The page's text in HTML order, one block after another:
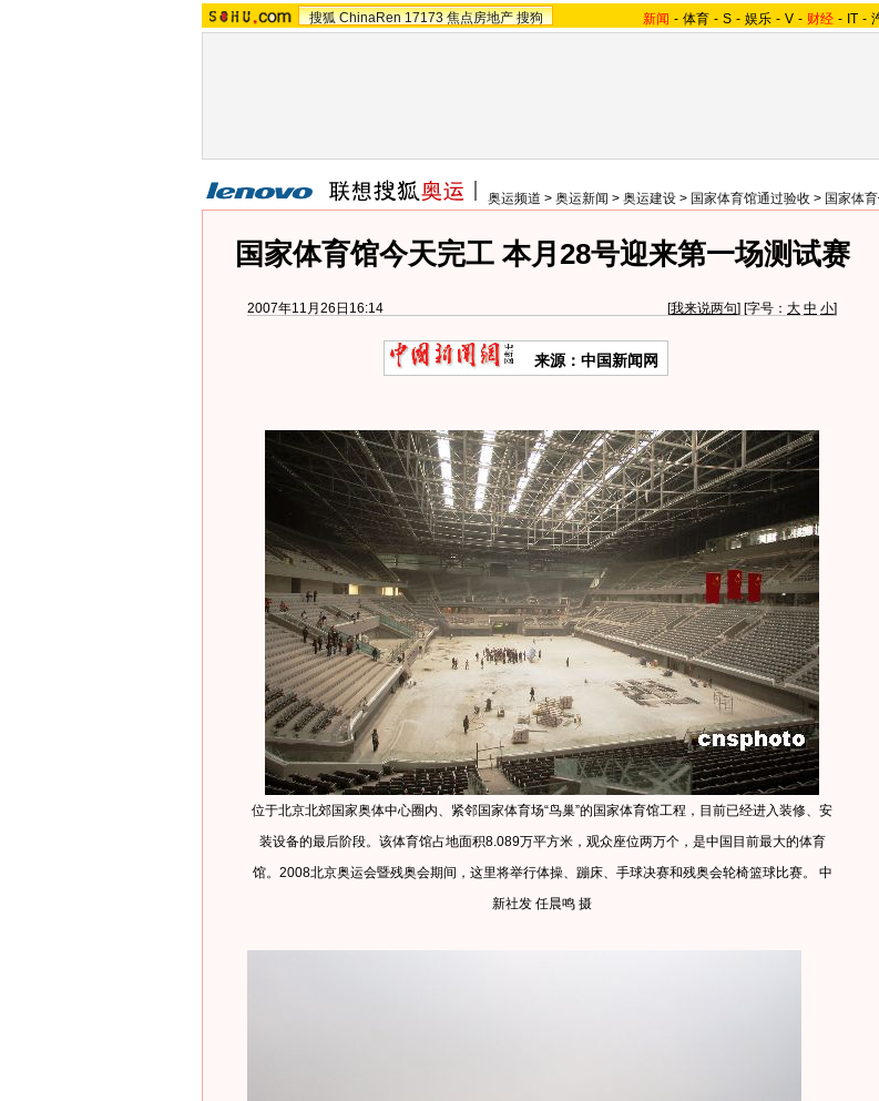
搜狐 ChinaRen 17173 焦点房地产 搜狗 新闻 - 体育 - S - 娱乐 - V - 财经 - IT -
奥运频道 > 奥运新闻 > 奥运建设 > 国家体育馆通过验收 > 国家体
国家体育馆今天完工 本月28号迎来第一场测试赛
2007年11月26日16:14 [我来说两句] [字号： 大 中 小]
来源：中国新闻网
位于北京北郊国家奥体中心圈内、紧邻国家体育场“鸟巢”的国家体育馆工程，目前已经进入装修、安
装设备的最后阶段。该体育馆占地面积8.089万平方米，观众座位两万个，是中国目前最大的体育
馆。2008北京奥运会暨残奥会期间，这里将举行体操、蹦床、手球决赛和残奥会轮椅篮球比赛。 中
新社发 任晨鸣 摄